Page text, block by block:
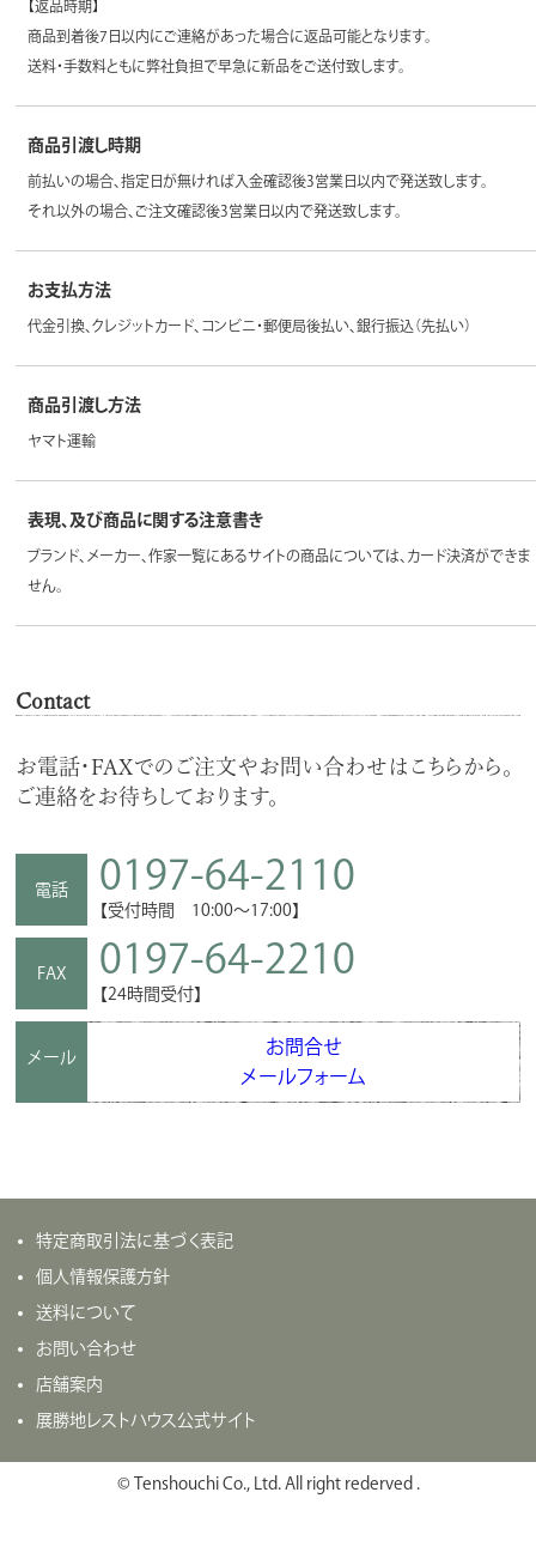
【返品時期】
商品到着後7日以内にご連絡があった場合に返品可能となります。
送料・手数料ともに弊社負担で早急に新品をご送付致します。
商品引渡し時期
前払いの場合、指定日が無ければ入金確認後3営業日以内で発送致します。
それ以外の場合、ご注文確認後3営業日以内で発送致します。
お支払方法
代金引換、クレジットカード、コンビニ・郵便局後払い、銀行振込（先払い）
商品引渡し方法
ヤマト運輸
表現、及び商品に関する注意書き
ブランド、メーカー、作家一覧にあるサイトの商品については、カード決済ができま
せん。
Contact
お電話・FAXでのご注文やお問い合わせはこちらから。
ご連絡をお待ちしております。
電話 0197-64-2110
【受付時間 10:00～17:00】
FAX 0197-64-2210
【24時間受付】
メール
お問合せ
メールフォーム
特定商取引法に基づく表記
個人情報保護方針
送料について
お問い合わせ
店舗案内
展勝地レストハウス公式サイト
© Tenshouchi Co., Ltd. All right rederved .